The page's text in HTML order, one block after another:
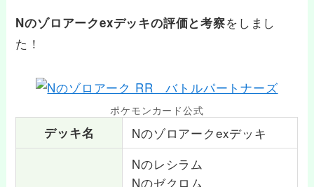
Nのゾロアークexデッキの評価と考察をしまし
た！
ポケモンカード公式
デッキ名 Nのゾロアークexデッキ
Nのレシラム
Nのゼクロム